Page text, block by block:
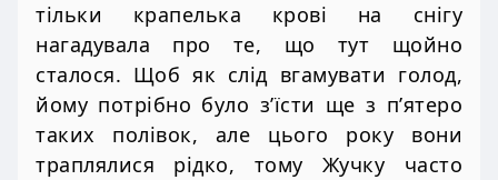
тільки крапелька крові на снігу
нагадувала про те, що тут щойно
сталося. Щоб як слід вгамувати голод,
йому потрібно було з’їсти ще з п’ятеро
таких полівок, але цього року вони
траплялися рідко, тому Жучку часто